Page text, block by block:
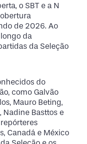
o SBT e a N
de 2026. Ao
da
da Seleção
do
como Galvão
Mauro Beting,
Nadine Basttos e
Canadá e México